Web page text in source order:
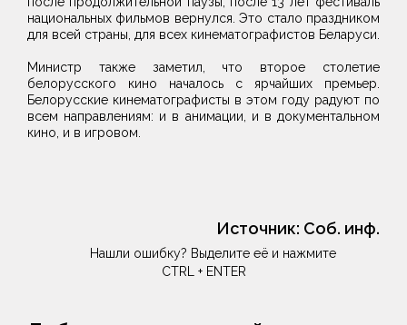
национальных фильмов вернулся. Это стало праздником
для всей страны, для всех кинематографистов Беларуси.
Министр также заметил, что второе столетие
белорусского кино началось с ярчайших премьер.
Белорусские кинематографисты в этом году радуют по
всем направлениям: и в анимации, и в документальном
кино, и в игровом.
Источник: Соб. инф.
Нашли ошибку? Выделите её и нажмите
CTRL + ENTER